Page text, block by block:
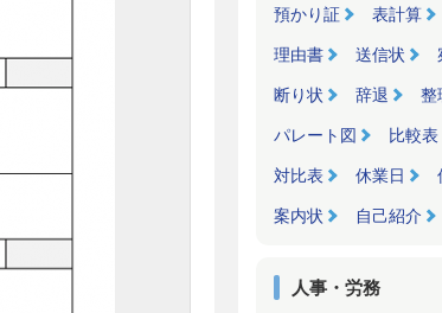
預かり証 表計算
理由書 送信状
断り状 辞退 整
パレート図 比較表
対比表 休業日
案内状 自己紹介
人事・労務